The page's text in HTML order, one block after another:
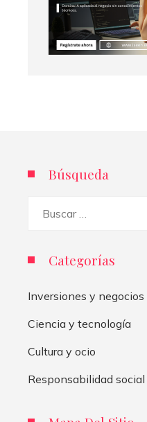
Búsqueda
Categorías
Inversiones y negocios
Ciencia y tecnología
Cultura y ocio
Responsabilidad social